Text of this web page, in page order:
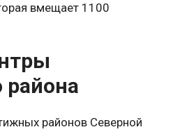
вмещает 1100
района
районов Северной